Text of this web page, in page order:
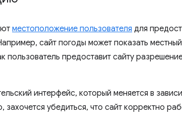
местоположение пользователя для
сайт погоды может показать
пользователь предоставит сайту
интерфейс, который меняется в
захочется убедиться, что сайт корректно